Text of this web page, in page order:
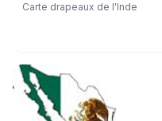
Carte drapeaux de l'Inde